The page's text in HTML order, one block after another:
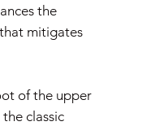
the
mitigates
of the upper
classic